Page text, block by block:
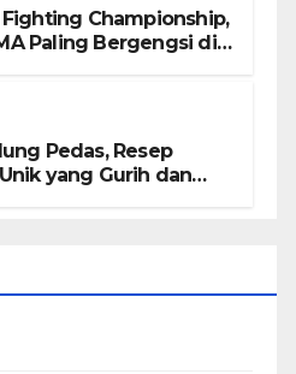
Championship,
Paling Bergengsi di
Pedas, Resep
yang Gurih dan